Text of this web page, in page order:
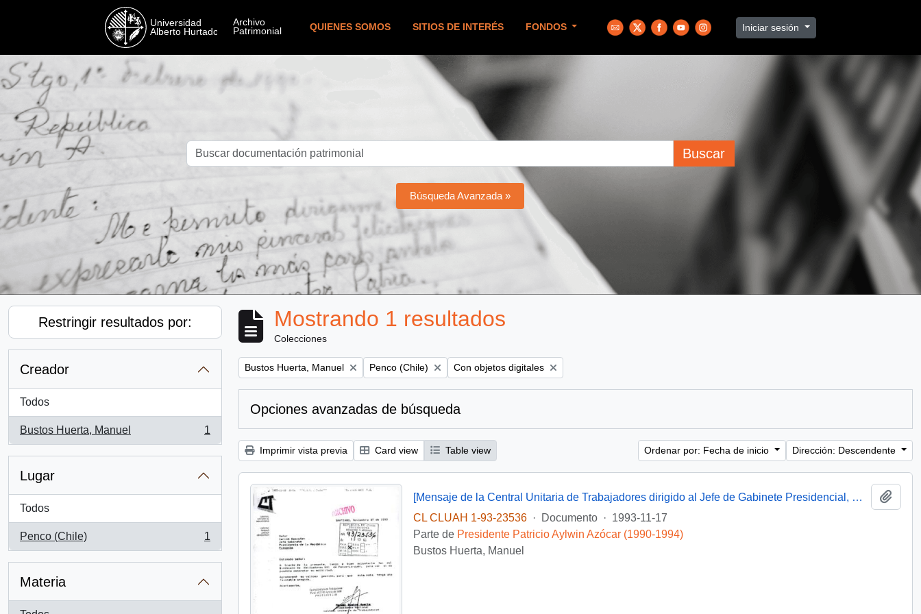
QUIENES SOMOS SITIOS DE INTERÉS FONDOS Iniciar sesión
Buscar
Búsqueda Avanzada »
Restringir resultados por:
Creador
Todos
Bustos Huerta, Manuel
, 1 resultados
1
Lugar
Todos
Penco (Chile)
, 1 resultados
1
Materia
Mostrando 1 resultados
Colecciones
Remove filter:
Bustos Huerta, Manuel Remove filter:
Penco (Chile) Remove filter:
Con objetos digitales
Opciones avanzadas de búsqueda
Imprimir vista previa Card view Table view Ordenar por: Fecha de inicio Dirección: Descendente
[Mensaje de la Central Unitaria de Trabajadores dirigido al Jefe de Gabinete Presidencial, mediante el cual adjunta solicitud del Sindicato de Estibadores N° 1 de Penco-Lirquén]
CL CLUAH 1-93-23536
· Documento · 1993-11-17
Parte de Presidente Patricio Aylwin Azócar (1990-1994)
Bustos Huerta, Manuel